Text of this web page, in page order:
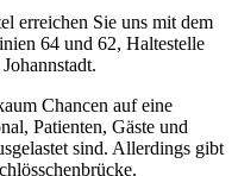
erreichen Sie uns mit dem
64 und 62, Haltestelle
Chancen auf eine
Patienten, Gäste und
sind. Allerdings gibt